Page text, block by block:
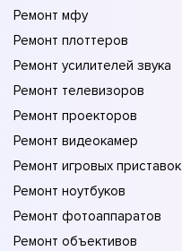
Ремонт мфу
Ремонт плоттеров
Ремонт усилителей звука
Ремонт телевизоров
Ремонт проекторов
Ремонт видеокамер
Ремонт игровых приставок
Ремонт ноутбуков
Ремонт фотоаппаратов
Ремонт объективов